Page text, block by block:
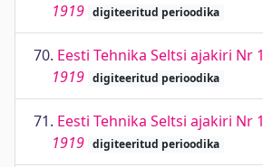
1919 digiteeritud perioodika
70. Eesti Tehnika Seltsi ajakiri Nr
1919 digiteeritud perioodika
71. Eesti Tehnika Seltsi ajakiri Nr
1919 digiteeritud perioodika